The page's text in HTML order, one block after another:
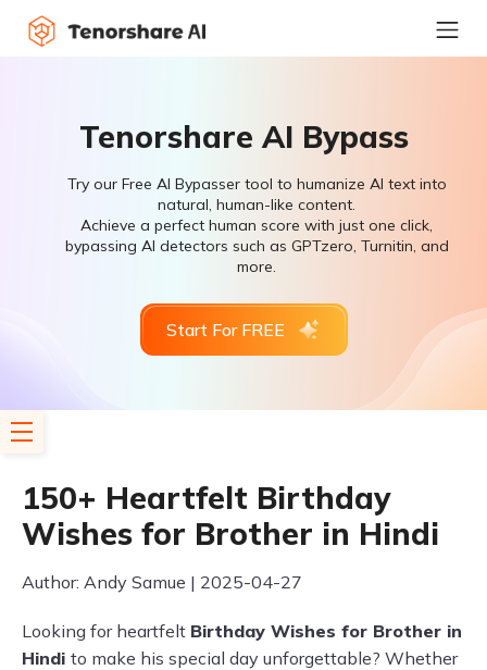
Tenorshare AI Bypass
Try our Free AI Bypasser tool to humanize AI text into
natural, human-like content.
Achieve a perfect human score with just one click,
bypassing AI detectors such as GPTzero, Turnitin, and
more.
Start For FREE
150+ Heartfelt Birthday
Wishes for Brother in Hindi
Author: Andy Samue | 2025-04-27
Looking for heartfelt Birthday Wishes for Brother in
Hindi to make his special day unforgettable? Whether